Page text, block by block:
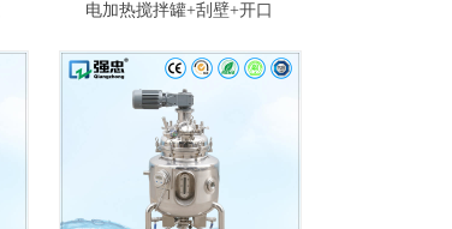
电加热搅拌罐+刮壁+开口